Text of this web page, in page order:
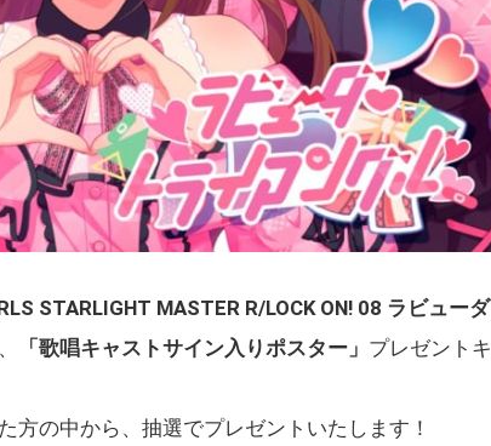
STARLIGHT MASTER R/LOCK ON! 08 ラビューダ
「歌唱キャストサイン入りポスター」 プレゼントキ
方の中から、抽選でプレゼントいたします！